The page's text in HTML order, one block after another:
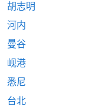
胡志明
河内
曼谷
岘港
悉尼
台北